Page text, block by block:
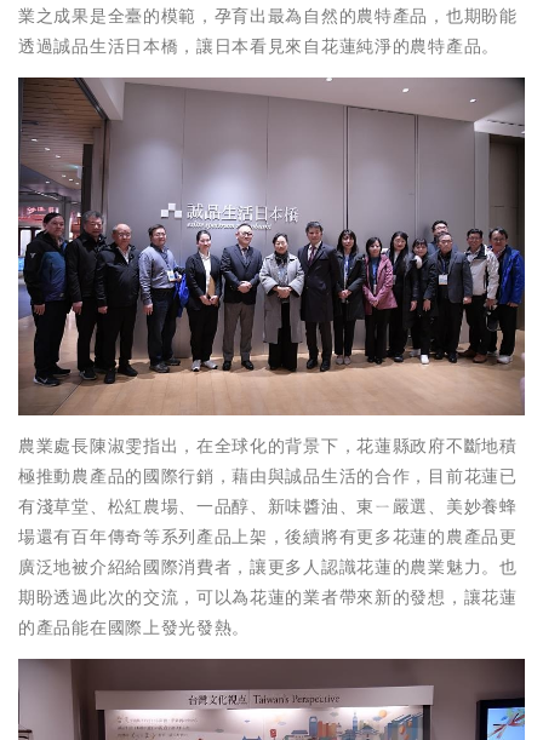
業之成果是全臺的模範，孕育出最為自然的農特產品，也期盼能
透過誠品生活日本橋，讓日本看見來自花蓮純淨的農特產品。
農業處長陳淑雯指出，在全球化的背景下，花蓮縣政府不斷地積
極推動農產品的國際行銷，藉由與誠品生活的合作，目前花蓮已
有淺草堂、松紅農場、一品醇、新味醬油、東ㄧ嚴選、美妙養蜂
場還有百年傳奇等系列產品上架，後續將有更多花蓮的農產品更
廣泛地被介紹給國際消費者，讓更多人認識花蓮的農業魅力。也
期盼透過此次的交流，可以為花蓮的業者帶來新的發想，讓花蓮
的產品能在國際上發光發熱。